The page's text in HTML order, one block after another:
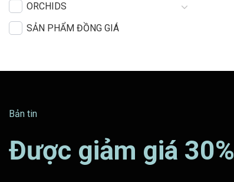
ORCHIDS
SẢN PHẨM ĐỒNG GIÁ
Bản tin
Được giảm giá 30%